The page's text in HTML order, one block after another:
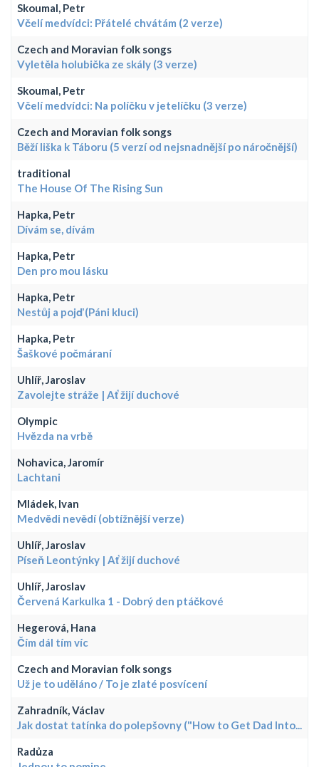
Skoumal, Petr
Včelí medvídci: Přátelé chvátám (2 verze)
Czech and Moravian folk songs
Vyletěla holubička ze skály (3 verze)
Skoumal, Petr
Včelí medvídci: Na políčku v jetelíčku (3 verze)
Czech and Moravian folk songs
Běží liška k Táboru (5 verzí od nejsnadnější po náročnější)
traditional
The House Of The Rising Sun
Hapka, Petr
Dívám se, dívám
Hapka, Petr
Den pro mou lásku
Hapka, Petr
Nestůj a pojď (Páni kluci)
Hapka, Petr
Šaškové počmáraní
Uhlíř, Jaroslav
Zavolejte stráže | Ať žijí duchové
Olympic
Hvězda na vrbě
Nohavica, Jaromír
Lachtani
Mládek, Ivan
Medvědi nevědí (obtížnější verze)
Uhlíř, Jaroslav
Píseň Leontýnky | Ať žijí duchové
Uhlíř, Jaroslav
Červená Karkulka 1 - Dobrý den ptáčkové
Hegerová, Hana
Čím dál tím víc
Czech and Moravian folk songs
Už je to uděláno / To je zlaté posvícení
Zahradník, Václav
Jak dostat tatínka do polepšovny ("How to Get Dad Into...
Radůza